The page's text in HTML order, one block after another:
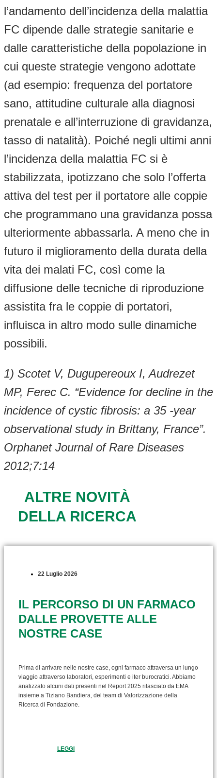
l’andamento dell’incidenza della malattia
FC dipende dalle strategie sanitarie e
dalle caratteristiche della popolazione in
cui queste strategie vengono adottate
(ad esempio: frequenza del portatore
sano, attitudine culturale alla diagnosi
prenatale e all’interruzione di gravidanza,
tasso di natalità). Poiché negli ultimi anni
l’incidenza della malattia FC si è
stabilizzata, ipotizzano che solo l’offerta
attiva del test per il portatore alle coppie
che programmano una gravidanza possa
ulteriormente abbassarla. A meno che in
futuro il miglioramento della durata della
vita dei malati FC, così come la
diffusione delle tecniche di riproduzione
assistita fra le coppie di portatori,
influisca in altro modo sulle dinamiche
possibili.
1) Scotet V, Dugupereoux I, Audrezet
MP, Ferec C. “Evidence for decline in the
incidence of cystic fibrosis: a 35 -year
observational study in Brittany, France”.
Orphanet Journal of Rare Diseases
2012;7:14
ALTRE NOVITÀ
DELLA RICERCA
22 Luglio 2026
IL PERCORSO DI UN FARMACO
DALLE PROVETTE ALLE
NOSTRE CASE
Prima di arrivare nelle nostre case, ogni farmaco attraversa un lungo
viaggio attraverso laboratori, esperimenti e iter burocratici. Abbiamo
analizzato alcuni dati presenti nel Report 2025 rilasciato da EMA
insieme a Tiziano Bandiera, del team di Valorizzazione della
Ricerca di Fondazione.
LEGGI